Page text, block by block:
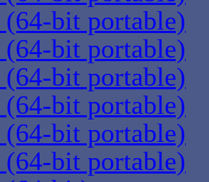
bit portable)
bit portable)
bit portable)
bit portable)
bit portable)
bit portable)